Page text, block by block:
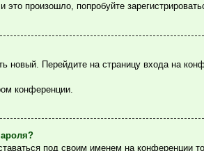
произошло, попробуйте
новый. Перейдите на страницу входа на
конференции.
под своим именем на конференции